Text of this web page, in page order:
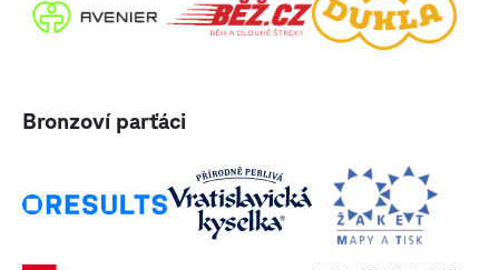
Bronzoví parťáci